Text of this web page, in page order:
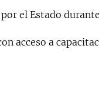
el Estado
acceso a